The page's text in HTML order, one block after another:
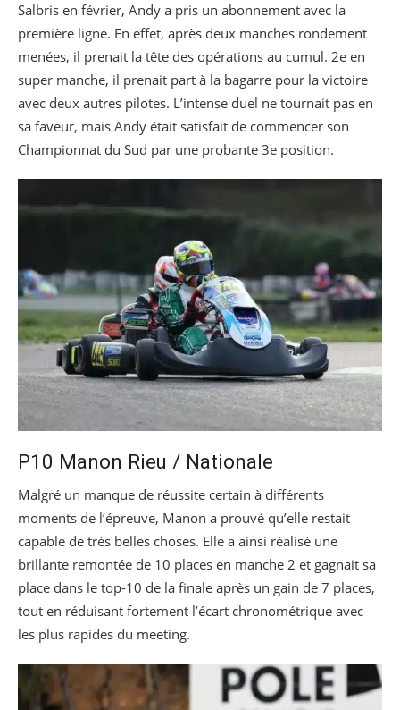
Salbris en février, Andy a pris un abonnement avec la
première ligne. En effet, après deux manches rondement
menées, il prenait la tête des opérations au cumul. 2e en
super manche, il prenait part à la bagarre pour la victoire
avec deux autres pilotes. L’intense duel ne tournait pas en
sa faveur, mais Andy était satisfait de commencer son
Championnat du Sud par une probante 3e position.
P10 Manon Rieu / Nationale
Malgré un manque de réussite certain à différents
moments de l’épreuve, Manon a prouvé qu’elle restait
capable de très belles choses. Elle a ainsi réalisé une
brillante remontée de 10 places en manche 2 et gagnait sa
place dans le top-10 de la finale après un gain de 7 places,
tout en réduisant fortement l’écart chronométrique avec
les plus rapides du meeting.